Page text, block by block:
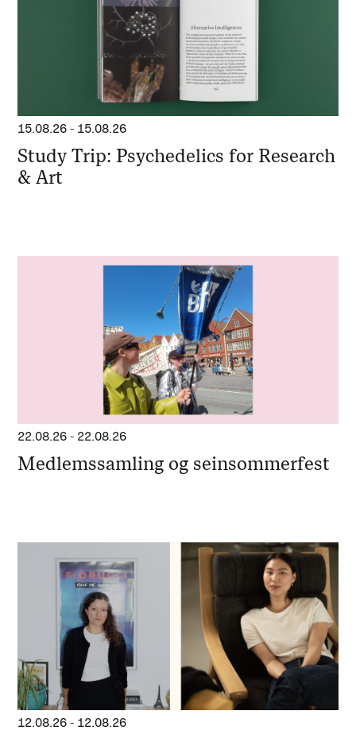
15.08.26 - 15.08.26
Study Trip: Psychedelics for Research
& Art
22.08.26 - 22.08.26
Medlemssamling og seinsommerfest
12.08.26 - 12.08.26